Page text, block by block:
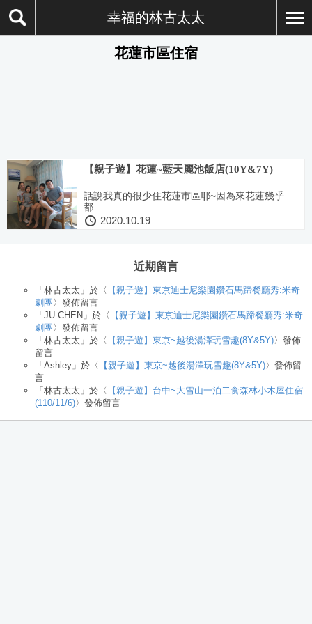
幸福的林古太太
花蓮市區住宿
【親子遊】花蓮~藍天麗池飯店(10Y&7Y)
話說我真的很少住花蓮市區耶~因為來花蓮幾乎
都...
2020.10.19
近期留言
「 林古太太 」於〈
【親子遊】東京迪士尼樂園鑽石馬蹄餐廳秀:米奇
劇團 〉發佈留言
「 JU CHEN 」於〈
【親子遊】東京迪士尼樂園鑽石馬蹄餐廳秀:米奇
劇團 〉發佈留言
「 林古太太 」於〈 【親子遊】東京~越後湯澤玩雪趣(8Y&5Y)〉發佈
留言
「 Ashley 」於〈 【親子遊】東京~越後湯澤玩雪趣(8Y&5Y)〉發佈留
言
「 林古太太 」於〈
【親子遊】台中~大雪山一泊二食森林小木屋住宿
(110/11/6)〉發佈留言